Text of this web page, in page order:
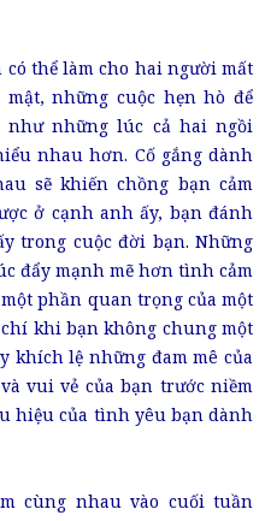
có thể làm cho hai người mất
những cuộc hẹn hò để
như những lúc cả hai ngồi
nhau hơn. Cố gắng dành
sẽ khiến chồng bạn cảm
ở cạnh anh ấy, bạn đánh
trong cuộc đời bạn. Những
đẩy mạnh mẽ hơn tình cảm
phần quan trọng của một
khi bạn không chung một
khích lệ những đam mê của
vui vẻ của bạn trước niềm
hiệu của tình yêu bạn dành
cùng nhau vào cuối tuần